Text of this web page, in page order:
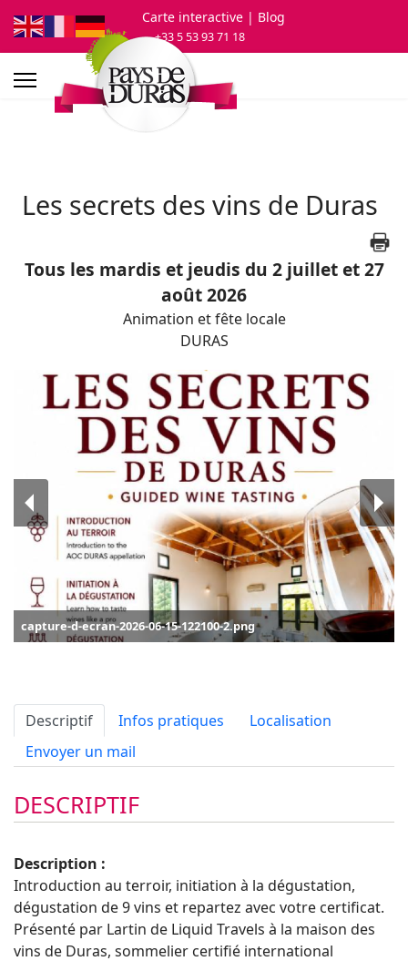
Carte interactive| Blog
+33 5 53 93 71 18
Les secrets des vins de Duras
Tous les mardis et jeudis du 2 juillet et 27
août 2026
Animation et fête locale
DURAS
capture-d-ecran-2026-06-15-122100-2.png
Descriptif Infos pratiques
Localisation
Envoyer un mail
DESCRIPTIF
Description :
Introduction au terroir, initiation à la dégustation,
dégustation de 9 vins et repartez avec votre certificat.
Présenté par Lartin de Liquid Travels à la maison des
vins de Duras, sommelier certifié international